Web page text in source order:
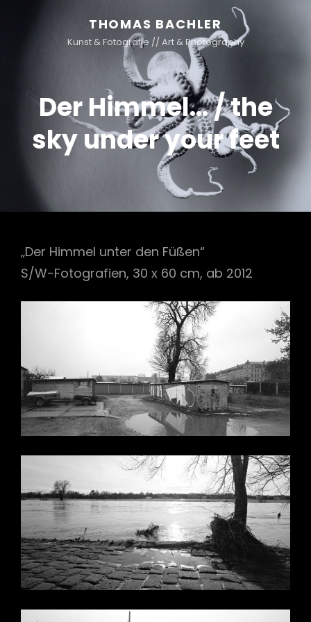
THOMAS BACHLER
Kunst & Fotografie // Art & Photography
Der Himmel… / the
sky under your feet
„Der Himmel unter den Füßen“
S/W-Fotografien, 30 x 60 cm, ab 2012